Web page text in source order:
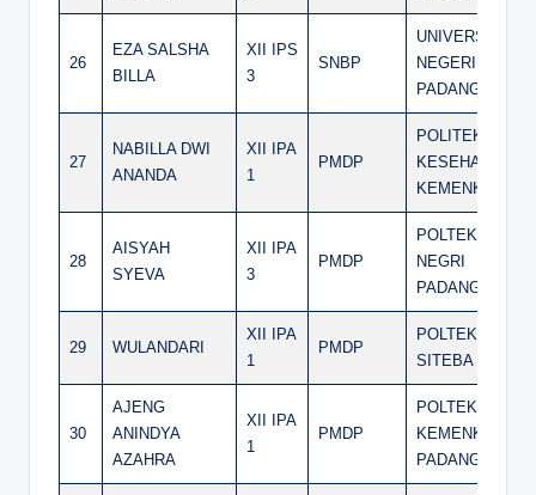
26
EZA SALSHA
BILLA
XII IPS
3
SNBP
UNIVERSITAS
NEGERI
PADANG
27
NABILLA DWI
ANANDA
XII IPA
1
PMDP
POLITEKNIK
KESEHATAN
KEMENKES
28
AISYAH
SYEVA
XII IPA
3
PMDP
POLTEKES
NEGRI
PADANG
29 WULANDARI
XII IPA
1
PMDP
POLTEKES
SITEBA
30
AJENG
ANINDYA
AZAHRA
XII IPA
1
PMDP
POLTEKKES
KEMENKES
PADANG